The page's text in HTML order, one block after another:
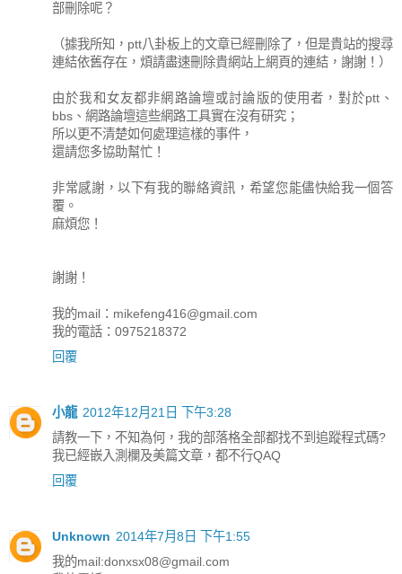
部刪除呢？
（據我所知，ptt八卦板上的文章已經刪除了，但是貴站的搜尋
連結依舊存在，煩請盡速刪除貴網站上網頁的連結，謝謝！）
由於我和女友都非網路論壇或討論版的使用者，對於ptt、
bbs、網路論壇這些網路工具實在沒有研究；
所以更不清楚如何處理這樣的事件，
還請您多協助幫忙！
非常感謝，以下有我的聯絡資訊，希望您能儘快給我一個答
覆。
麻煩您！
謝謝！
我的mail： mikefeng416@gmail.com
我的電話：0975218372
回覆
小龍 2012年12月21日 下午3:28
請教一下，不知為何，我的部落格全部都找不到追蹤程式碼?
我已經嵌入測欄及美篇文章，都不行QAQ
回覆
Unknown 2014年7月8日 下午1:55
我的mail:donxsx08@gmail.com